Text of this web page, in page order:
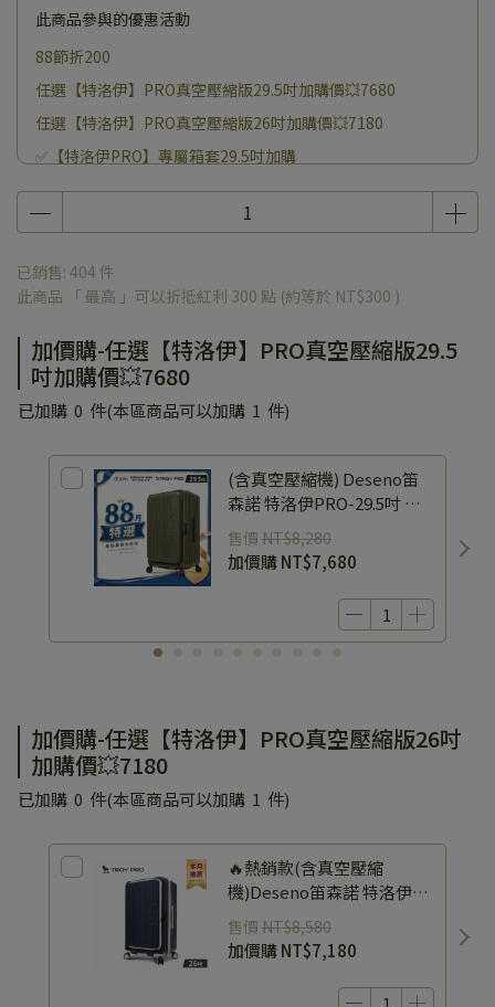
此商品參與的優惠活動
88節折200
任選【特洛伊】PRO真空壓縮版29.5吋加購價💥7680
任選【特洛伊】PRO真空壓縮版26吋加購價💥7180
✅【特洛伊PRO】專屬箱套29.5吋加購
✅【全系列行李箱】保固升級 & 熱銷配件 加購
88節-特洛伊系列-買就送DESENO收納三件組-(顏色隨機)
88節-全館滿11,999元加贈一年保固
已銷售: 404 件
此商品 「 最高 」可以折抵紅利 300 點 (約等於 NT$300 )
加價購-任選【特洛伊】PRO真空壓縮版29.5
吋加購價💥7680
已加購 0 件(本區商品可以加購 1 件)
(含真空壓縮機) Deseno笛
森諾 特洛伊PRO-29.5吋 前
開式煞車真空壓縮行李箱-橄
欖綠
售價 NT$8,280
加價購NT$7,680
加價購-任選【特洛伊】PRO真空壓縮版26吋
加購價💥7180
已加購 0 件(本區商品可以加購 1 件)
🔥熱銷款(含真空壓縮
機)Deseno笛森諾 特洛伊
PRO 前開式煞車真空壓縮行
李箱26吋-泰晤士藍<建議加
購專屬箱套>
售價 NT$8,580
加價購NT$7,180